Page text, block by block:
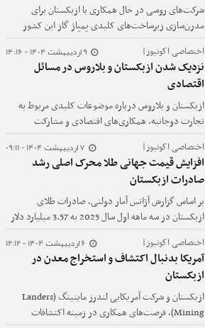
شرکت‌های روسی در حال همکاری با ازبکستان برای
مدرن‌سازی زیرساخت‌های کلیدی پمپاژ گاز این کشور
هستند که هدف آن افزایش ظرفیت انتقال و کارایی شبکه
گاز است.
9 اردیبهشت 1404 - 14:16 اختصاصی اکونیوز|
نزدیک شدن ازبکستان و بلاروس در مسائل
اقتصادی
ازبکستان و بلاروس درباره موضوعات کلیدی مربوط به
تجارت دوجانبه، همکاری‌های اقتصادی و مشارکت
سرمایه‌گذاری بحث و گفتگو کردند.
7 اردیبهشت 1404 - 09:11 اختصاصی اکونیوز|
افزایش قیمت جهانی طلا محرک اصلی رشد
صادرات ازبکستان
بر اساس گزارش آژانس آمار دولتی، صادرات طلای
ازبکستان در سه ماهه اول سال 2025 به 3.57 میلیارد دلار
افزایش یافته است و این فلز گرانبها 44 درصد از کل درآمد
صادراتی این کشور آسیای میانه را تشکیل می‌دهد.
6 اردیبهشت 1404 - 12:12 اختصاصی اکونیوز|
آمریکا بدنبال اکتشاف و استخراج معدن در
ازبکستان
ازبکستان و شرکت آمریکایی لندرز ماینینگ (Landers
Mining)، فرصت‌های همکاری در زمینه اکتشافات